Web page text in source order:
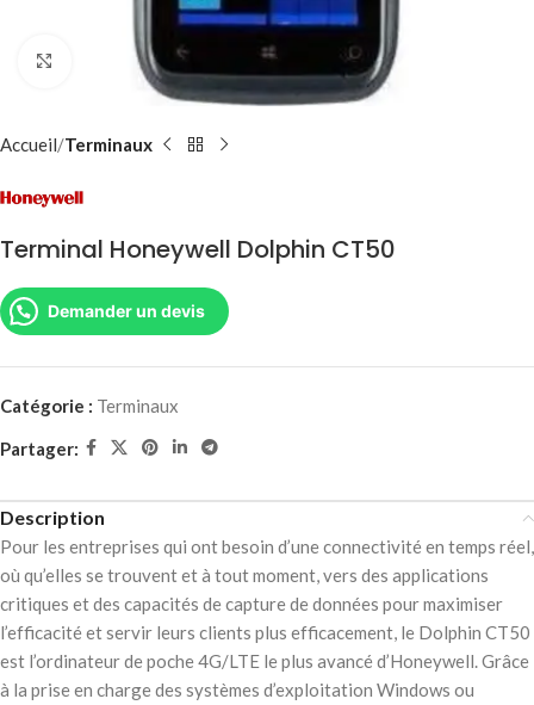
Agrandir
Accueil Terminaux
Terminal Honeywell Dolphin CT50
Demander un devis
Catégorie : Terminaux
Partager:
Description
Pour les entreprises qui ont besoin d’une connectivité en temps réel,
où qu’elles se trouvent et à tout moment, vers des applications
critiques et des capacités de capture de données pour maximiser
l’efficacité et servir leurs clients plus efficacement, le Dolphin CT50
est l’ordinateur de poche 4G/LTE le plus avancé d’Honeywell. Grâce
à la prise en charge des systèmes d’exploitation Windows ou